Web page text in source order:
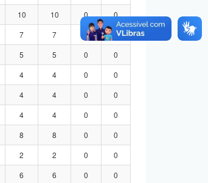
10 10 0
0
7 7 0
0
5 5 0
0
4 4 0
0
4 4 0
0
4 4 0
0
8 8 0
0
2 2 0
0
6 6 0
0